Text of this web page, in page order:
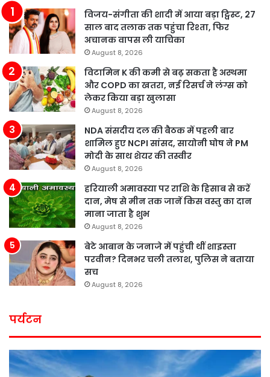
विजय-संगीता की शादी में आया बड़ा ट्विस्ट, 27
साल बाद तलाक तक पहुंचा रिश्ता, फिर
अचानक वापस ली याचिका
August 8, 2026
विटामिन K की कमी से बढ़ सकता है अस्थमा
और COPD का खतरा, नई रिसर्च ने लंग्स को
लेकर किया बड़ा खुलासा
August 8, 2026
NDA संसदीय दल की बैठक में पहली बार
शामिल हुए NCPI सांसद, सायोनी घोष ने PM
मोदी के साथ शेयर की तस्वीर
August 8, 2026
हरियाली अमावस्या पर राशि के हिसाब से करें
दान, मेष से मीन तक जानें किस वस्तु का दान
माना जाता है शुभ
August 8, 2026
बेटे आबान के जनाजे में पहुंची थीं शाइस्ता
परवीन? दिनभर चली तलाश, पुलिस ने बताया
सच
August 8, 2026
पर्यटन